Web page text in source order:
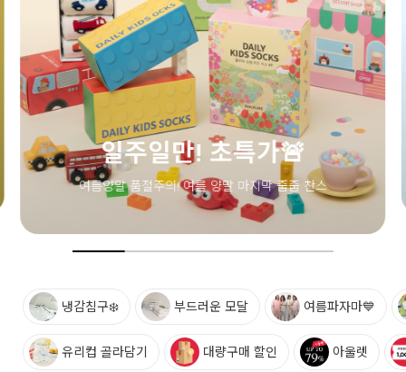
냉감침구❄️ 부드러운 모달 여름파자마💙
유리컵 골라담기 대량구매 할인 아울렛